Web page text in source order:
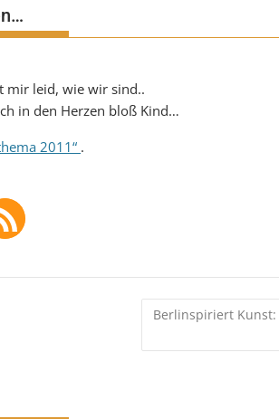
mir leid, wie wir sind..
in den Herzen bloß Kind…
2011“ .
Berlinspiriert Kunst: